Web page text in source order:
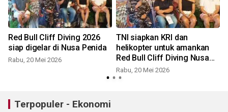
Red Bull Cliff Diving 2026
siap digelar di Nusa Penida
Rabu, 20 Mei 2026
TNI siapkan KRI dan
helikopter untuk amankan
Red Bull Cliff Diving Nusa
Penida
Rabu, 20 Mei 2026
Terpopuler - Ekonomi